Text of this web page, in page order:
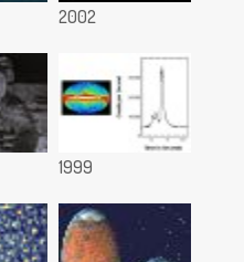
2002
1999